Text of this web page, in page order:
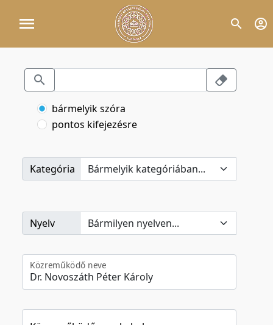
bármelyik szóra
pontos kifejezésre
Kategória
Nyelv
Közreműködő neve